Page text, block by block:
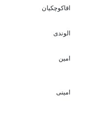
اقاکوچکیان
الوندی
امین
امینی